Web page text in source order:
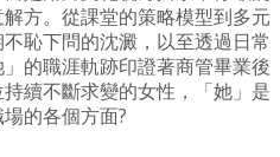
方。從課堂的策略模型到多元
恥下問的沈澱，以至透過日常
的職涯軌跡印證著商管畢業後
續不斷求變的女性，「她」是
的各個方面?